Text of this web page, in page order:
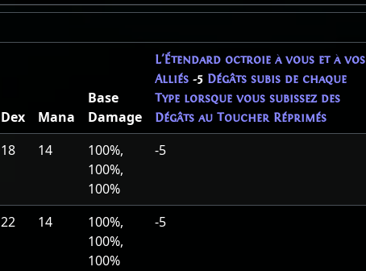
Dex Mana
Base
Damage
L'Étendard octroie à vous et à vos
Alliés -5 Dégâts subis de chaque
Type lorsque vous subissez des
Dégâts au Toucher Réprimés
18 14
100%,
100%,
100%
-5
22 14
100%,
100%,
100%
-5